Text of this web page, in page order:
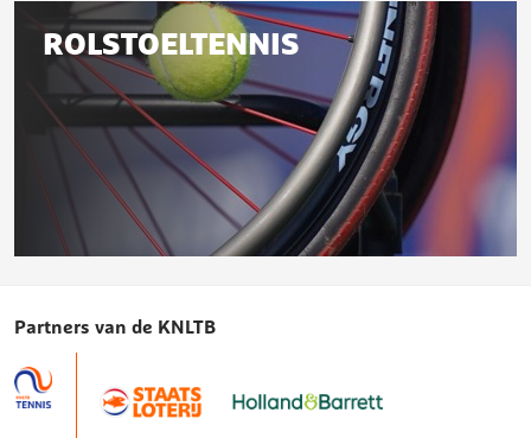
Gerelateerd
aan
deze
pagina
ROLSTOELTENNIS
Partners van de KNLTB